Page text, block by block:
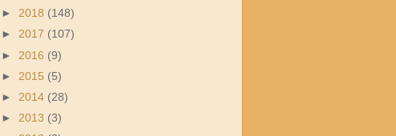
► 2018 (148)
► 2017 (107)
► 2016 (9)
► 2015 (5)
► 2014 (28)
► 2013 (3)